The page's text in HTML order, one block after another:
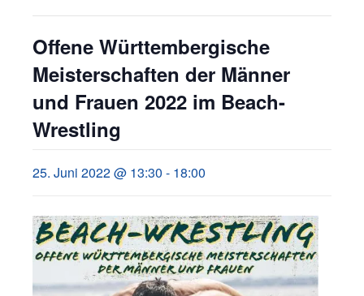
Offene Württembergische
Meisterschaften der Männer
und Frauen 2022 im Beach-
Wrestling
25. Juni 2022 @ 13:30 - 18:00